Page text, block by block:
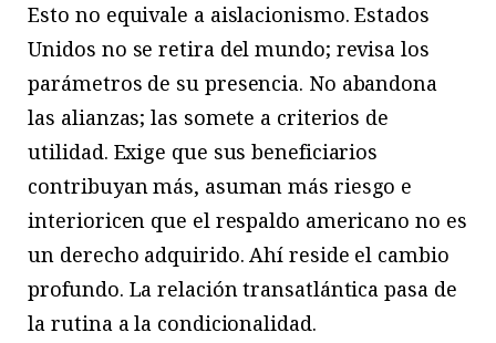
Esto no equivale a aislacionismo. Estados
Unidos no se retira del mundo; revisa los
parámetros de su presencia. No abandona
las alianzas; las somete a criterios de
utilidad. Exige que sus beneficiarios
contribuyan más, asuman más riesgo e
interioricen que el respaldo americano no es
un derecho adquirido. Ahí reside el cambio
profundo. La relación transatlántica pasa de
la rutina a la condicionalidad.